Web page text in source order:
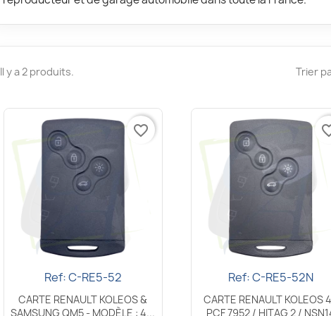
Il y a 2 produits. Trier
Aperçu rapide
Ref: C-RE5-52
CARTE RENAULT KOLEOS &
SAMSUNG QM5 - MODÈLE : 4...
favorite_border
Aperçu rapide
Ref: C-RE5-52N
CARTE RENAULT KOLEOS
PCF 7952 / HITAG 2 /